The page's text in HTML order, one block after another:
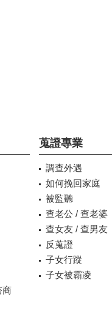
商
蒐證專業
調查外遇
如何挽回家庭
被監聽
查老公 / 查老婆
查女友 / 查男友
反蒐證
子女行蹤
子女被霸凌